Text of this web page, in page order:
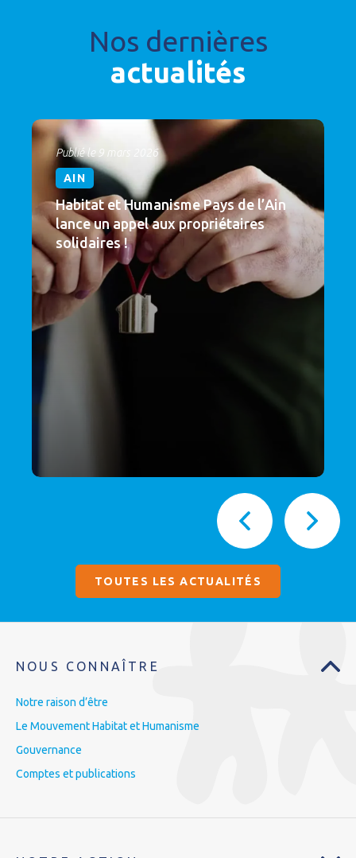
Nos dernières
actualités
Publié le 9 mars 2026
AIN
Habitat et Humanisme Pays de l’Ain
lance un appel aux propriétaires
solidaires !
TOUTES LES ACTUALITÉS
NOUS CONNAÎTRE
Notre raison d’être
Le Mouvement Habitat et Humanisme
Gouvernance
Comptes et publications